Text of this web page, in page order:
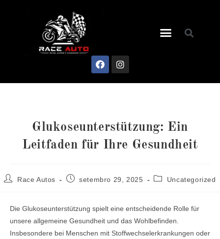
Glukoseunterstützung: Ein
Leitfaden für Ihre Gesundheit
Race Autos setembro 29, 2025 Uncategorized
Die Glukoseunterstützung spielt eine entscheidende Rolle für
unsere allgemeine Gesundheit und das Wohlbefinden.
Insbesondere bei Menschen mit Stoffwechselerkrankungen oder